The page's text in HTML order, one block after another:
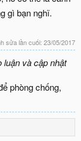
gì bạn nghĩ.
sửa lần cuối: 23/05/2017
luận và cập nhật
phòng chống,